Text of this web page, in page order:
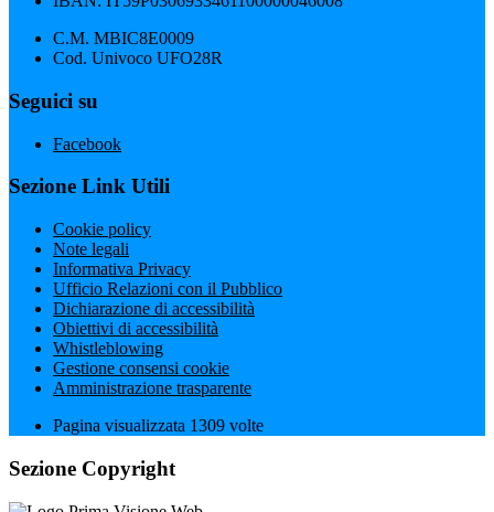
C.M. MBIC8E0009
Cod. Univoco UFO28R
Seguici su
Facebook
Sezione Link Utili
Cookie policy
Note legali
Informativa Privacy
Ufficio Relazioni con il Pubblico
Dichiarazione di accessibilità
Obiettivi di accessibilità
Whistleblowing
Gestione consensi cookie
Amministrazione trasparente
Pagina visualizzata 1309 volte
Sezione Copyright